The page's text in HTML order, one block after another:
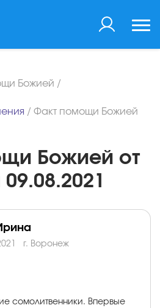
Божией /
/ Факт помощи Божией
Божией от
г. Воронеж
сомолитвенники. Впервые